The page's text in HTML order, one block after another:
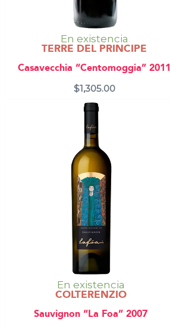
En existencia
TERRE DEL PRINCIPE
Casavecchia “Centomoggia” 2011
$1,305.00
En existencia
COLTERENZIO
Sauvignon “La Foa” 2007